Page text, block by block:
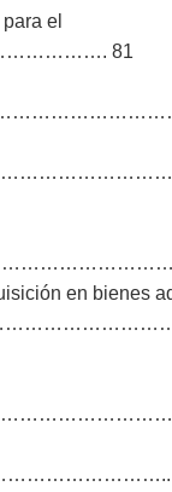
el
81
en bienes